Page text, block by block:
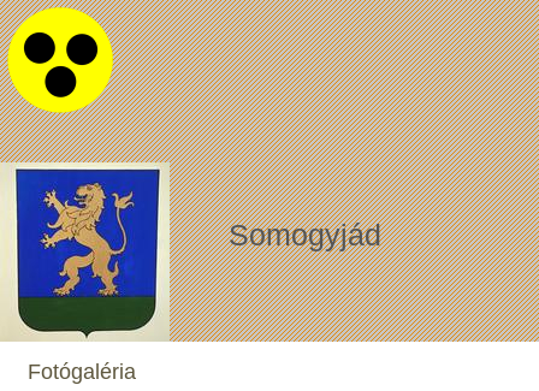
Somogyjád
Fotógaléria